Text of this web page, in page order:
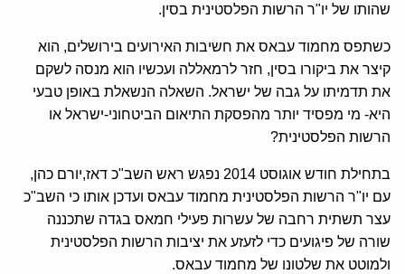
שהותו של יו"ר הרשות הפלסטינית בסין.
כשתפס מחמוד עבאס את חשיבות האירועים בירושלים, הוא
קיצר את ביקורו בסין, חזר לרמאללה ועכשיו הוא מנסה לשקם
את תדמיתו על גבה של ישראל. השאלה הנשאלת באופן טבעי
היא- מי מפסיד יותר מהפסקת התיאום הביטחוני-ישראל או
הרשות הפלסטינית?
בתחילת חודש אוגוסט 2014 נפגש ראש השב"כ דאז,יורם כהן,
עם יו"ר הרשות הפלסטינית מחמוד עבאס ועדכן אותו כי השב"כ
עצר תשתית רחבה של עשרות פעילי חמאס בגדה שתכננה
שורה של פיגועים כדי לזעזע את יציבות הרשות הפלסטינית
ולמוטט את שלטונו של מחמוד עבאס.